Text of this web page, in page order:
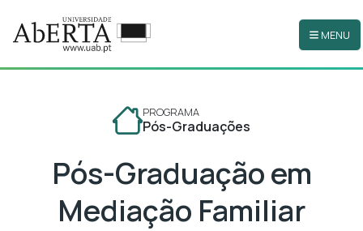
Ir para o conteúdo principal MENU
PROGRAMA
Pós-Graduações
Pós-Graduação em
Mediação Familiar